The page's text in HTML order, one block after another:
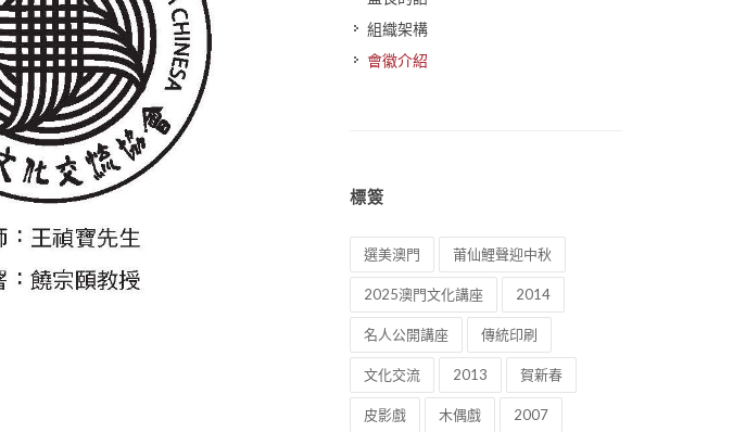
組織架構
會徽介紹
標簽
選美澳門 莆仙鯉聲迎中秋
2025澳門文化講座 2014
名人公開講座 傳統印刷
文化交流 2013 賀新春
皮影戲 木偶戲 2007